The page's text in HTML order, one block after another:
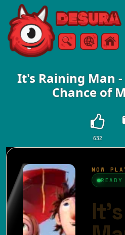
Free Online Games
CăutareMeniul
It's Raining Man
Chance of
632